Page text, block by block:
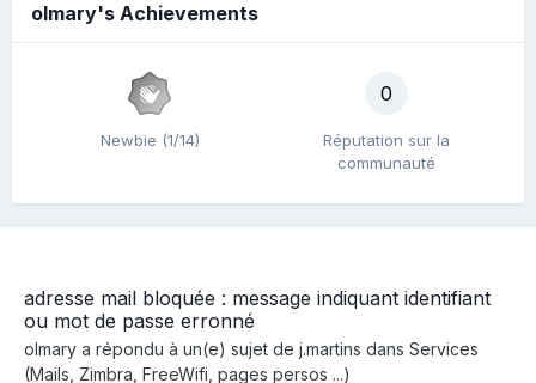
olmary's Achievements
Newbie (1/14)
0
Réputation sur la
communauté
adresse mail bloquée : message indiquant identifiant
ou mot de passe erronné
olmary a répondu à un(e) sujet de j.martins dans Services
(Mails, Zimbra, FreeWifi, pages persos ...)